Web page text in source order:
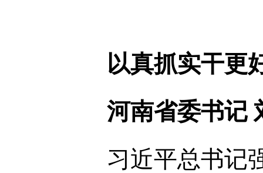
以真抓实干更
河南省委书记
习近平总书记强